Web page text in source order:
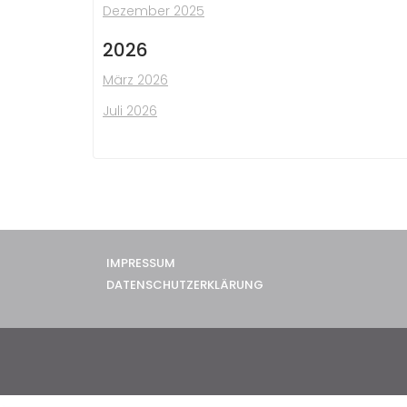
Dezember 2025
2026
März 2026
Juli 2026
IMPRESSUM
DATENSCHUTZERKLÄRUNG